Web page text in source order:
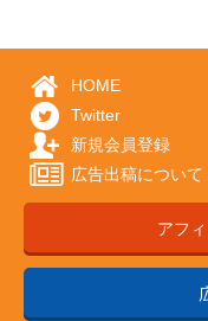
HOME
Twitter
新規会員登録
広告出稿について
アフ